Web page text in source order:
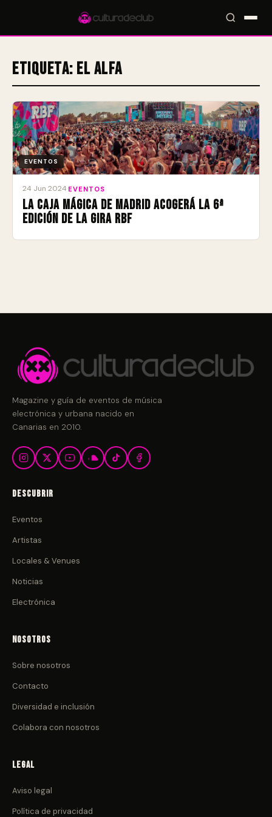
Accesos rápidos: 🎪 Eventos🎤 Artistas📍 Locales 📰 Magazine
Etiqueta: El Alfa
EVENTOS
24 Jun 2024 EVENTOS
La Caja Mágica de Madrid acogerá la 6ª
edición de la gira RBF
Magazine y guía de eventos de música
electrónica y urbana nacido en
Canarias en 2010.
Descubrir
Eventos
Artistas
Locales & Venues
Noticias
Electrónica
Nosotros
Sobre nosotros
Contacto
Diversidad e inclusión
Colabora con nosotros
Legal
Aviso legal
Política de privacidad